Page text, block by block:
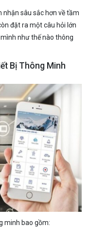
nhận sâu sắc hơn về tầm
đặt ra một câu hỏi lớn
như thế nào thông
Bị Thông Minh
minh bao gồm: